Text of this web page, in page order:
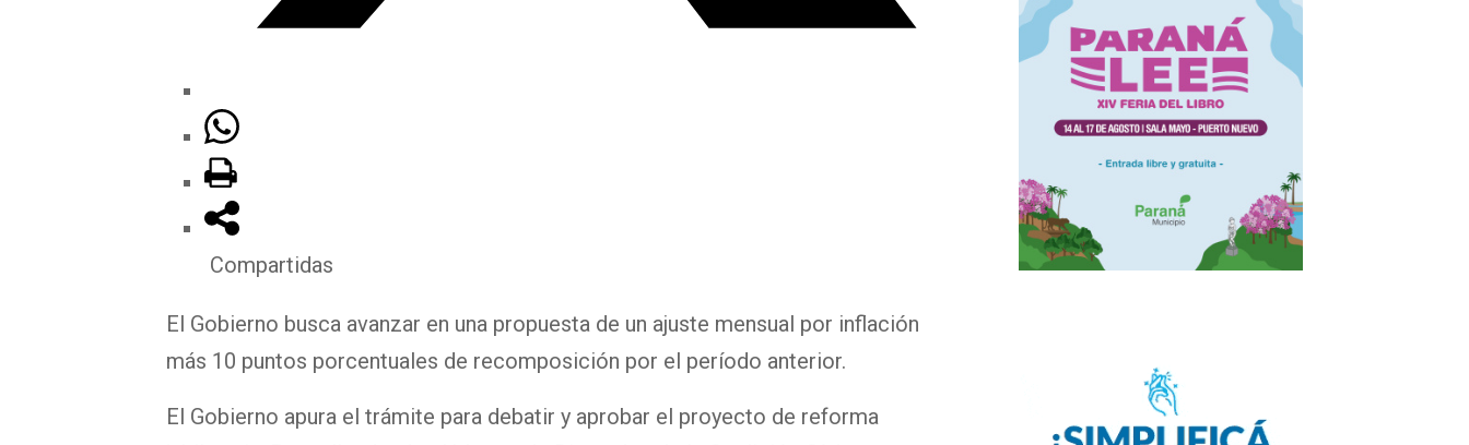
Compartidas
El Gobierno busca avanzar en una propuesta de un ajuste mensual por inflación
más 10 puntos porcentuales de recomposición por el período anterior.
El Gobierno apura el trámite para debatir y aprobar el proyecto de reforma